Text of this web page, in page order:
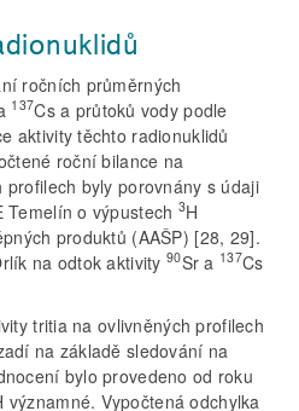
ročních průměrných
137Cs a průtoků vody podle
aktivity těchto radionuklidů
roční bilance na
profilech byly porovnány s údaji
Temelín o výpustech 3H
produktů (AAŠP) [28, 29].
na odtok aktivity 90Sr a 137Cs
tritia na ovlivněných profilech
na základě sledování na
bylo provedeno od roku
významné. Vypočtená odchylka